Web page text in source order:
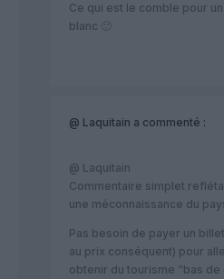
Ce qui est le comble pour
blanc 🙂
@ Laquitain a commenté :
@ Laquitain
Commentaire simplet
une méconnaissance du
Pas besoin de payer un
au prix conséquent) pour
obtenir du tourisme “bas de